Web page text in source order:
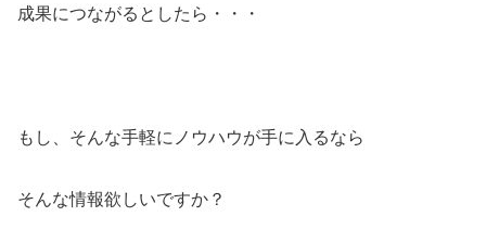
成果につながるとしたら・・・
もし、そんな手軽にノウハウが手に入るなら
そんな情報欲しいですか？